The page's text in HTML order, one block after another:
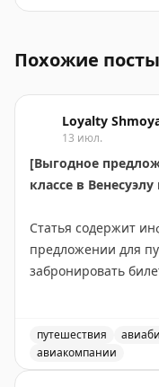
Похожие посты
Loyalty
13 июл.
[Выгодное
классе в
Статья содержит
предложении для
забронировать
своей программе
предложения
путешествия
авиакомпании